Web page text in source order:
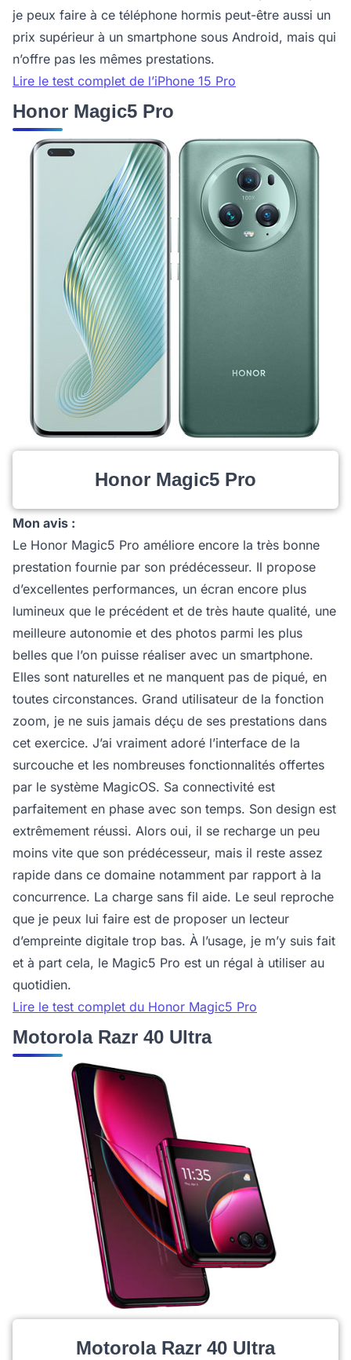
je peux faire à ce téléphone hormis peut-être aussi un
prix supérieur à un smartphone sous Android, mais qui
n’offre pas les mêmes prestations.
Lire le test complet de l’iPhone 15 Pro
Honor Magic5 Pro
Honor Magic5 Pro
Mon avis :
Le Honor Magic5 Pro améliore encore la très bonne
prestation fournie par son prédécesseur. Il propose
d’excellentes performances, un écran encore plus
lumineux que le précédent et de très haute qualité, une
meilleure autonomie et des photos parmi les plus
belles que l’on puisse réaliser avec un smartphone.
Elles sont naturelles et ne manquent pas de piqué, en
toutes circonstances. Grand utilisateur de la fonction
zoom, je ne suis jamais déçu de ses prestations dans
cet exercice. J’ai vraiment adoré l’interface de la
surcouche et les nombreuses fonctionnalités offertes
par le système MagicOS. Sa connectivité est
parfaitement en phase avec son temps. Son design est
extrêmement réussi. Alors oui, il se recharge un peu
moins vite que son prédécesseur, mais il reste assez
rapide dans ce domaine notamment par rapport à la
concurrence. La charge sans fil aide. Le seul reproche
que je peux lui faire est de proposer un lecteur
d’empreinte digitale trop bas. À l’usage, je m’y suis fait
et à part cela, le Magic5 Pro est un régal à utiliser au
quotidien.
Lire le test complet du Honor Magic5 Pro
Motorola Razr 40 Ultra
Motorola Razr 40 Ultra